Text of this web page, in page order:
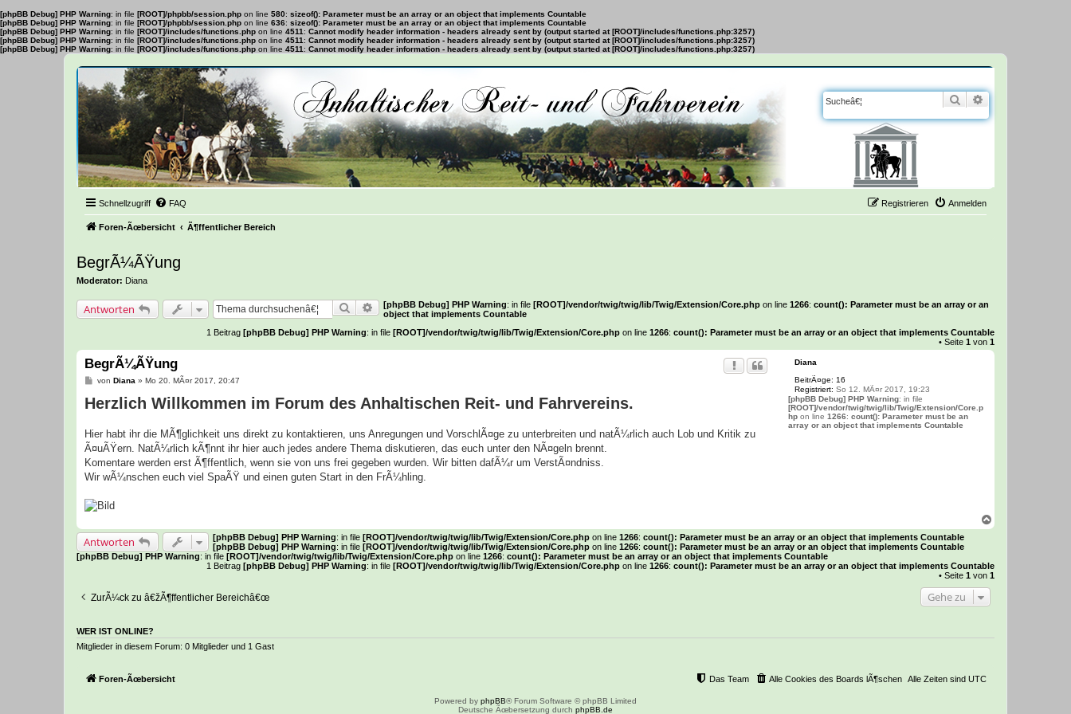
[phpBB Debug] PHP Warning: in file [ROOT]/phpbb/session.php on line 580: sizeof(): Parameter must be an array or an object that implements Countable
[phpBB Debug] PHP Warning: in file [ROOT]/phpbb/session.php on line 636: sizeof(): Parameter must be an array or an object that implements Countable
[phpBB Debug] PHP Warning: in file [ROOT]/includes/functions.php on line 4511 : Cannot modify header information - headers already sent by (output started at [ROOT]/includes/functions.php:3257)
[phpBB Debug] PHP Warning: in file [ROOT]/includes/functions.php on line 4511 : Cannot modify header information - headers already sent by (output started at [ROOT]/includes/functions.php:3257)
[phpBB Debug] PHP Warning: in file [ROOT]/includes/functions.php on line 4511 : Cannot modify header information - headers already sent by (output started at [ROOT]/includes/functions.php:3257)
Suche
Schnellzugriff FAQ Anmelden
Registrieren
Foren-Ãœbersicht Ã¶ffentlicher Bereich
BegrÃ¼ÃŸung
Moderator: Diana
Antworten Suche Erweiterte Suche
[phpBB Debug] PHP Warning: in file [ROOT]/vendor/twig/twig/lib/Twig/Extension/Core.php on line 1266: count(): Parameter must be an array or an
object that implements Countable
1 Beitrag [phpBB Debug] PHP Warning: in file [ROOT]/vendor/twig/twig/lib/Twig/Extension/Core.php on line 1266: count(): Parameter must be an array or an object that implements Countable
• Seite 1 von 1
Diana
BeitrÃ¤ge: 16
Registriert: So 12. MÃ¤r 2017, 19:23
[phpBB Debug] PHP Warning: in file
[ROOT]/vendor/twig/twig/lib/Twig/Extension/Core.p
hpon line 1266: count(): Parameter must be an
array or an object that implements Countable
BegrÃ¼ÃŸung
B
i
t
g
von Diana » Mo 20. MÃ¤r 2017, 20:47
Herzlich Willkommen im Forum des Anhaltischen Reit- und Fahrvereins.
Hier habt ihr die MÃ¶glichkeit uns direkt zu kontaktieren, uns Anregungen und VorschlÃ¤ge zu unterbreiten und natÃ¼rlich auch Lob und Kritik zu
Ã¤uÃŸern. NatÃ¼rlich kÃ¶nnt ihr hier auch jedes andere Thema diskutieren, das euch unter den NÃ¤geln brennt.
Komentare werden erst Ã¶ffentlich, wenn sie von uns frei gegeben wurden. Wir bitten dafÃ¼r um VerstÃ¤ndniss.
Wir wÃ¼nschen euch viel SpaÃŸ und einen guten Start in den FrÃ¼hling.
o
Antworten [phpBB Debug] PHP Warning: in file [ROOT]/vendor/twig/twig/lib/Twig/Extension/Core.php on line 1266: count(): Parameter must be an array or an object that implements Countable
[phpBB Debug] PHP Warning: in file [ROOT]/vendor/twig/twig/lib/Twig/Extension/Core.php on line 1266: count(): Parameter must be an array or an object that implements Countable
[phpBB Debug] PHP Warning: in file [ROOT]/vendor/twig/twig/lib/Twig/Extension/Core.php on line 1266: count(): Parameter must be an array or an object that implements Countable
1 Beitrag [phpBB Debug] PHP Warning: in file [ROOT]/vendor/twig/twig/lib/Twig/Extension/Core.php on line 1266: count(): Parameter must be an array or an object that implements Countable
• Seite 1 von 1
ZurÃ¼ck zu â€žÃ¶ffentlicher Bereichâ€œ Gehe zu
WER IST ONLINE?
Mitglieder in diesem Forum: 0 Mitglieder und 1 Gast
Foren-Ãœbersicht Alle Zeiten sind UTC
Alle Cookies des Boards lÃ¶schen
Das Team
Powered by phpBB® Forum Software © phpBB Limited
Deutsche Ãœbersetzung durch phpBB.de